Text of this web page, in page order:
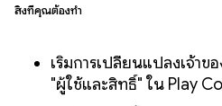
สิ่งที่คุณต้องทำ
เริ่มการเปลี่ยนแปลงเจ้า
"ผู้ใช้และสิทธิ์" ใน Play